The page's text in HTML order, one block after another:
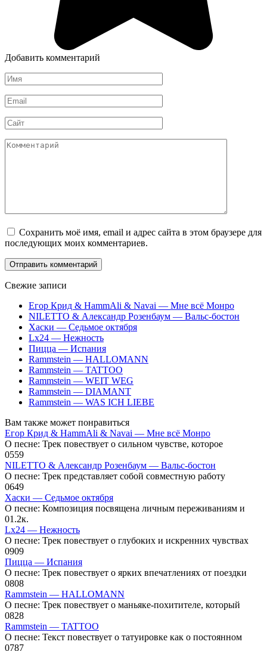
Добавить комментарий
Имя
*
Email
*
Сайт
Комментарий
Сохранить моё имя, email и адрес сайта в этом браузере для
последующих моих комментариев.
Свежие записи
Егор Крид & HammAli & Navai — Мне всё Монро
NILETTO & Александр Розенбаум — Вальс-бостон
Хаски — Седьмое октября
Lx24 — Нежность
Пицца — Испания
Rammstein — HALLOMANN
Rammstein — TATTOO
Rammstein — WEIT WEG
Rammstein — DIAMANT
Rammstein — WAS ICH LIEBE
Вам также может понравиться
Егор Крид & HammAli & Navai — Мне всё Монро
О песне: Трек повествует о сильном чувстве, которое
0559
NILETTO & Александр Розенбаум — Вальс-бостон
О песне: Трек представляет собой совместную работу
0649
Хаски — Седьмое октября
О песне: Композиция посвящена личным переживаниям и
01.2к.
Lx24 — Нежность
О песне: Трек повествует о глубоких и искренних чувствах
0909
Пицца — Испания
О песне: Трек повествует о ярких впечатлениях от поездки
0808
Rammstein — HALLOMANN
О песне: Трек повествует о маньяке-похитителе, который
0828
Rammstein — TATTOO
О песне: Текст повествует о татуировке как о постоянном
0787